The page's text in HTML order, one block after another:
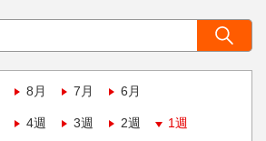
8月 7月 6月
4週 3週 2週 1週